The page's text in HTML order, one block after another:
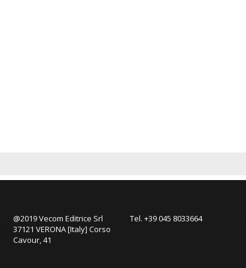
@2019 Vecom Editrice Srl
37121 VERONA [Italy] Corso
Cavour, 41
Tel. +39 045 8033664